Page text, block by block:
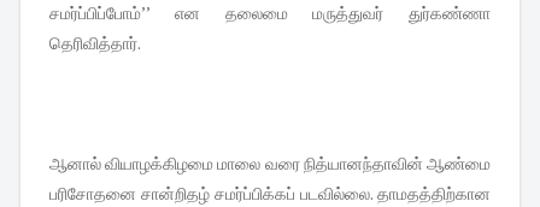
சமர்ப்பிப்போம்’’ என தலைமை மருத்துவர் துர்கண்ணா
தெரிவித்தார்.
ஆனால் வியாழ‌க்கிழமை மாலை வரை நித்யானந்தாவின் ஆண்மை
பரிசோதனை சான்றிதழ் சமர்ப்பிக்கப் படவில்லை. தாமதத்திற்கான